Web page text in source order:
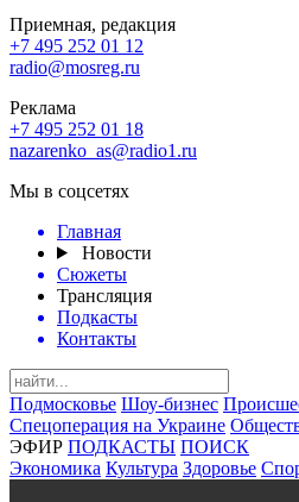
Приемная, редакция
+7 495 252 01 12
radio@mosreg.ru
Реклама
+7 495 252 01 18
nazarenko_as@radio1.ru
Мы в соцсетях
Главная
Новости
Сюжеты
Трансляция
Подкасты
Контакты
Подмосковье Шоу-бизнес
Спецоперация на Украине
ЭФИР ПОДКАСТЫ ПОИСК
Экономика Культура Здоровье